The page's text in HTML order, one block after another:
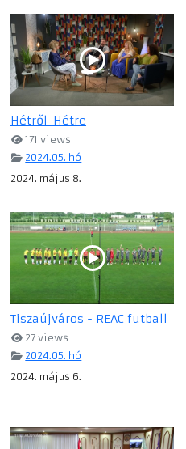
Hétről-Hétre
171 views
2024.05. hó
2024. május 8.
Tiszaújváros - REAC futball
27 views
2024.05. hó
2024. május 6.